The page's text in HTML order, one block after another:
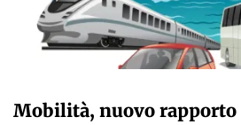
Mobilità, nuovo